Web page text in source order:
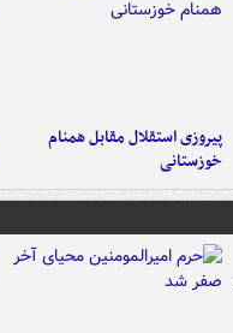
پیروزی استقلال مقابل همنام
خوزستانی